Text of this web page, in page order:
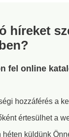
híreket
fel online
hozzáférés a
értesülhet a
héten küldünk